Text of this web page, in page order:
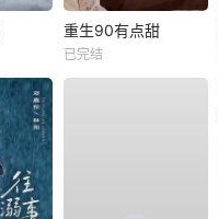
重生90有点甜
已完结